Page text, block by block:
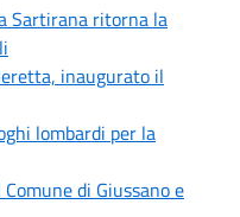
Sartirana ritorna la
inaugurato il
lombardi per la
di Giussano e